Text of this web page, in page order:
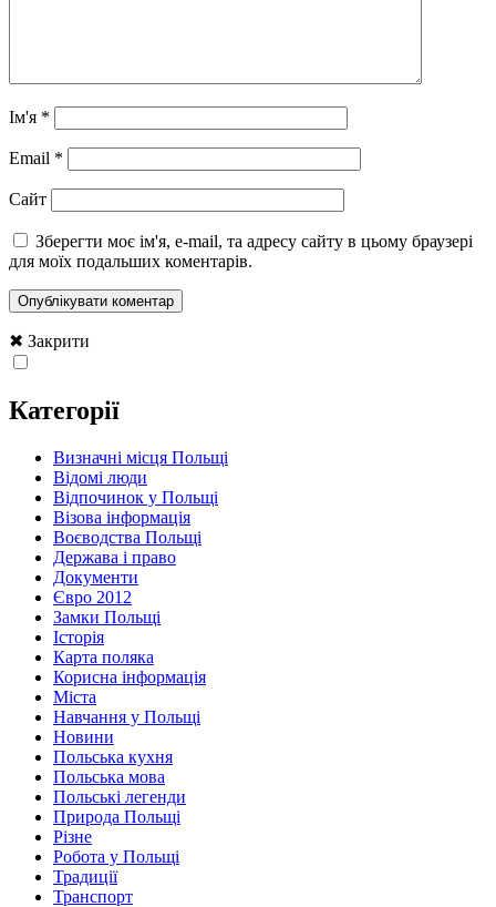
Ім'я *
Email *
Сайт
Зберегти моє ім'я, e-mail, та адресу сайту в цьому браузері
для моїх подальших коментарів.
✖ Закрити
Категорії
Визначні місця Польщі
Відомі люди
Відпочинок у Польщі
Візова інформація
Воєводства Польщі
Держава і право
Документи
Євро 2012
Замки Польщі
Історія
Карта поляка
Корисна інформація
Міста
Навчання у Польщі
Новини
Польська кухня
Польська мова
Польські легенди
Природа Польщі
Різне
Робота у Польщі
Традиції
Транспорт